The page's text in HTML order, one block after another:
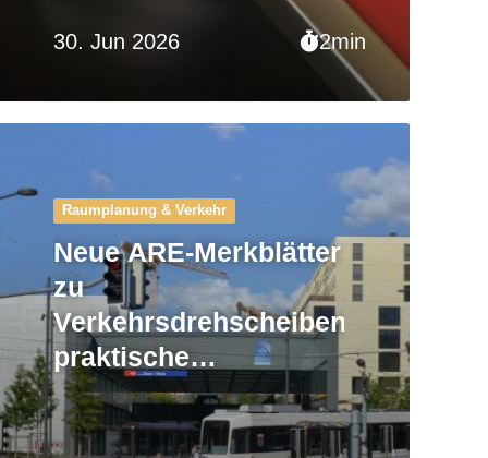
30. Jun 2026 2min
Raumplanung & Verkehr
Neue ARE-Merkblätter
zu
Verkehrsdrehscheiben:
praktische
Unterstützung für
Gemeinden